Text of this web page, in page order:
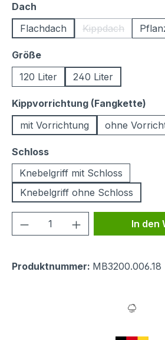
Dach
Flachdach
Kippdach
(Diese Option
Größeauswählen
120 Liter
240 Liter
Kippvorrichtung (Fangkette)
mit Vorrichtung
ohne
Schlossauswählen
Knebelgriff mit Schloss
Knebelgriff ohne Schloss
Produkt Anzahl: GibIn den
Produktnummer: MB3200.006.18